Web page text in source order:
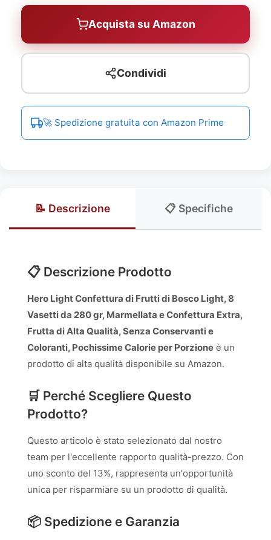
Acquista su Amazon
Condividi
🚀 Spedizione gratuita con Amazon Prime
📝 Descrizione 📋 Specifiche
📋 Descrizione Prodotto
Hero Light Confettura di Frutti di Bosco Light, 8
Vasetti da 280 gr, Marmellata e Confettura Extra,
Frutta di Alta Qualità, Senza Conservanti e
Coloranti, Pochissime Calorie per Porzione è un
prodotto di alta qualità disponibile su Amazon.
🛒 Perché Scegliere Questo
Prodotto?
Questo articolo è stato selezionato dal nostro
team per l'eccellente rapporto qualità-prezzo. Con
uno sconto del 13%, rappresenta un'opportunità
unica per risparmiare su un prodotto di qualità.
📦 Spedizione e Garanzia